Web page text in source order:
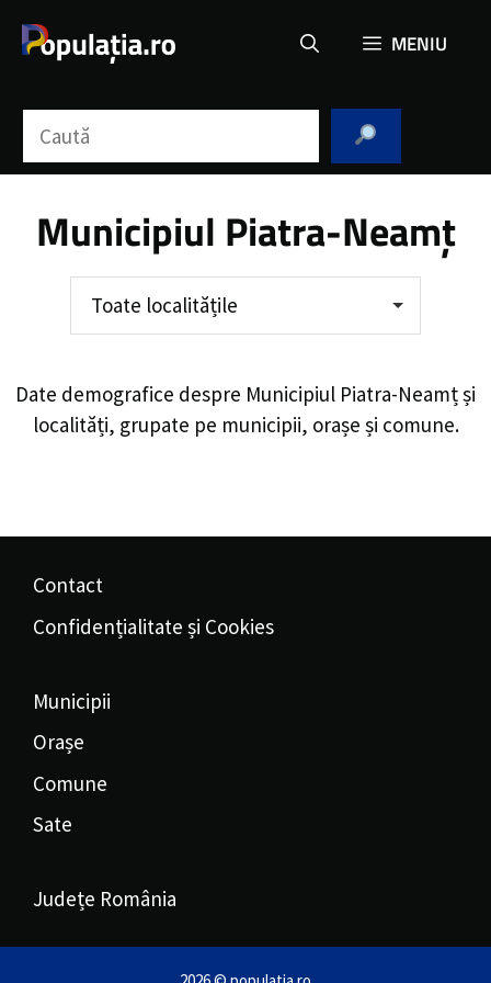
MENIU
Municipiul Piatra-Neamț
Toate localitățile
Date demografice despre Municipiul Piatra-Neamțși
localități, grupate pe municipii, orașe și comune.
Contact
Confidențialitate și Cookies
Municipii
Orașe
Comune
Sate
Județe România